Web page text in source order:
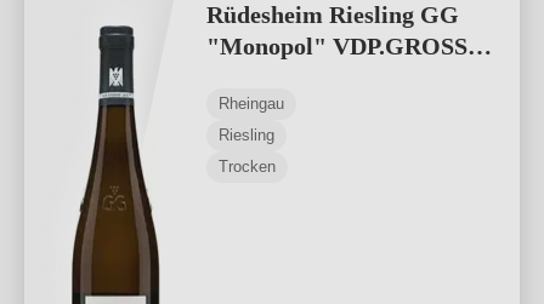
Rüdesheim Riesling GG
"Monopol" VDP.GROSSES
Rheingau
Riesling
Trocken